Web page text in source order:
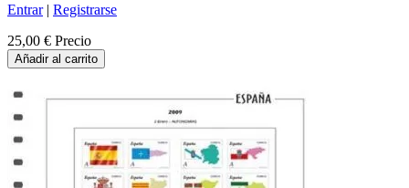
Entrar| Registrarse
25,00 € Precio
Añadir al carrito